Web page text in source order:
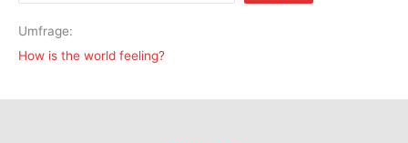
Umfrage:
How is the world feeling?